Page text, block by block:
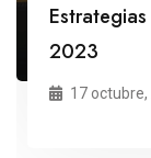
2023
17 octubre,